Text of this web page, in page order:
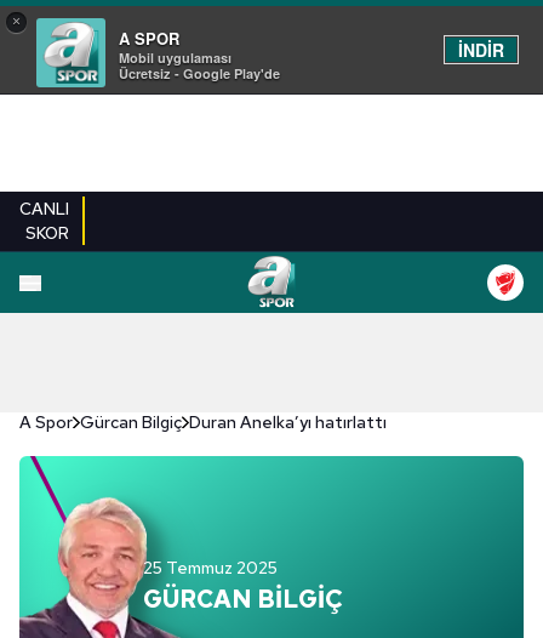
×
A SPOR
Mobil uygulaması
Ücretsiz - Google Play'de
İNDİR
CANLI
SKOR
A Spor Gürcan Bilgiç Duran Anelka’yı hatırlattı
25 Temmuz 2025
GÜRCAN BİLGİÇ